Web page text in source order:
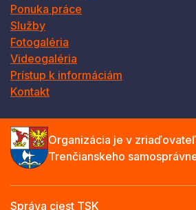
Ponuka práce
Služby
Fotogaléria
Videogaléria
Prístup k informáciám
Kontakt
Organizácia je v
Trenčianskeho
Správa ciest TSK